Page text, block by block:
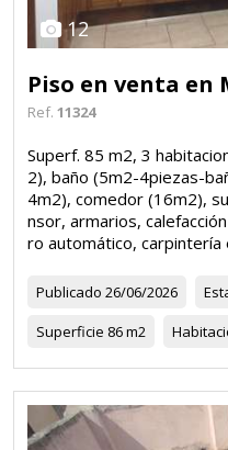
12
Piso en venta en
Ref. 11324
Superf. 85 m2, 3
2), baño (5m2-4piezas-
4m2), comedor (16m2),
nsor, armarios,
ro automático, carpintería
Publicado 26/06/2026
Superficie 86 m2